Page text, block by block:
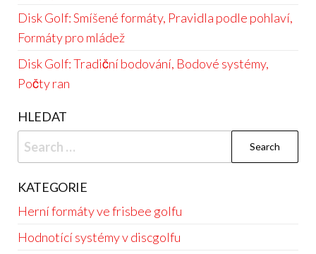
Disk Golf: Smíšené formáty, Pravidla podle pohlaví,
Formáty pro mládež
Disk Golf: Tradiční bodování, Bodové systémy,
Počty ran
HLEDAT
Search
for:
KATEGORIE
Herní formáty ve frisbee golfu
Hodnotící systémy v discgolfu